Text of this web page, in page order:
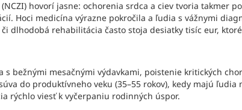
hovorí jasne: ochorenia srdca a ciev tvoria takmer
Hoci medicína výrazne pokročila a ľudia s vážnymi
dlhodobá rehabilitácia často stoja desiatky tisíc eur,
s bežnými mesačnými výdavkami, poistenie kritických
do produktívneho veku (35–55 rokov), kedy majú ľudia
rýchlo viesť k vyčerpaniu rodinných úspor.